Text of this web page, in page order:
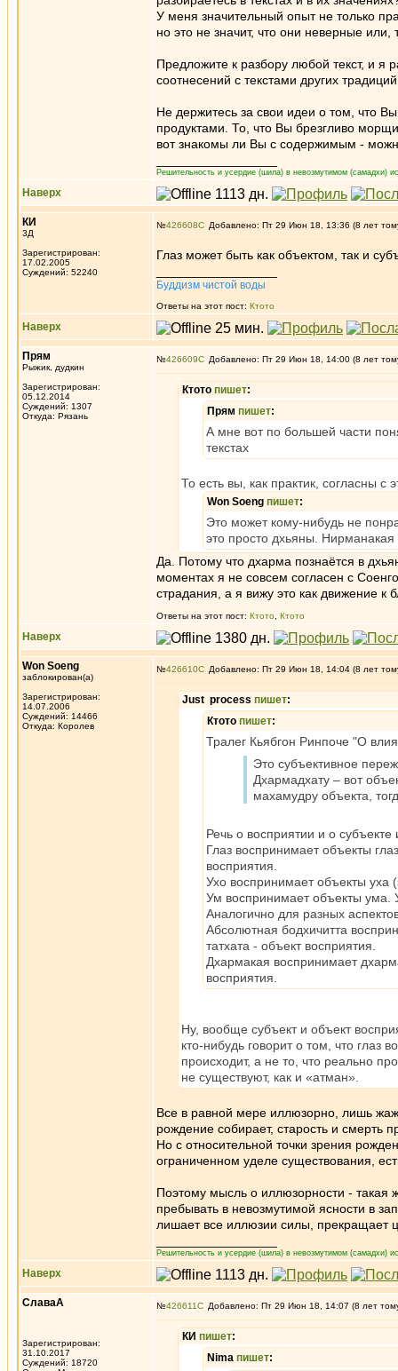
У меня значительный опыт не только
но это не значит, что они неверные
Предложите к разбору любой текст, и я
соотнесений с текстами других
Не держитесь за свои идеи о том, что
продуктами. То, что Вы брезгливо
вот знакомы ли Вы с содержимым -
Решительность и усердие (шила) в невозмутимом (самадхи)
Наверх
КИ
3Д
Зарегистрирован:
17.02.2005
Суждений: 52240
№426608 Добавлено: Пт 29 Июн 18, 13:36 (8 лет
Глаз может быть как объектом, так и
Буддизм чистой воды
Ответы на этот пост: Ктото
Наверх
Прям
Рыжик, дудкин
Зарегистрирован:
05.12.2014
Суждений: 1307
Откуда: Рязань
№426609 Добавлено: Пт 29 Июн 18, 14:00 (8 лет
Ктото пишет:
Прям пишет:
А мне вот по большей части
текстах
То есть вы, как практик, согласны
Won Soeng пишет:
Это может кому-нибудь не
это просто дхьяны.
Да. Потому что дхарма познаётся в
моментах я не совсем согласен с
страдания, а я вижу это как движение к
Ответы на этот пост: Ктото Ктото
Наверх
Won Soeng
заблокирован(а)
Зарегистрирован:
14.07.2006
Суждений: 14466
Откуда: Королев
№426610 Добавлено: Пт 29 Июн 18, 14:04 (8 лет
Just process пишет:
Ктото пишет:
Тралег Кьябгон Ринпоче "О
Это субъективное
Дхармадхату – вот
махамудру объекта,
Речь о восприятии и о
Глаз воспринимает объекты
восприятия.
Ухо воспринимает объекты уха
Ум воспринимает объекты ума.
Аналогично для разных
Абсолютная бодхичитта
татхата - объект восприятия.
Дхармакая воспринимает
восприятия.
Ну, вообще субъект и объект
кто-нибудь говорит о том, что глаз
происходит, а не то, что реально
не существуют, как и «атман».
Все в равной мере иллюзорно, лишь
рождение собирает, старость и смерть
Но с относительной точки зрения
ограниченном уделе существования,
Поэтому мысль о иллюзорности - такая
пребывать в невозмутимой ясности в
лишает все иллюзии силы, прекращает
Решительность и усердие (шила) в невозмутимом (самадхи)
Наверх
СлаваА
Зарегистрирован:
31.10.2017
Суждений: 18720
№426611 Добавлено: Пт 29 Июн 18, 14:07 (8 лет
КИ пишет:
Nima пишет: